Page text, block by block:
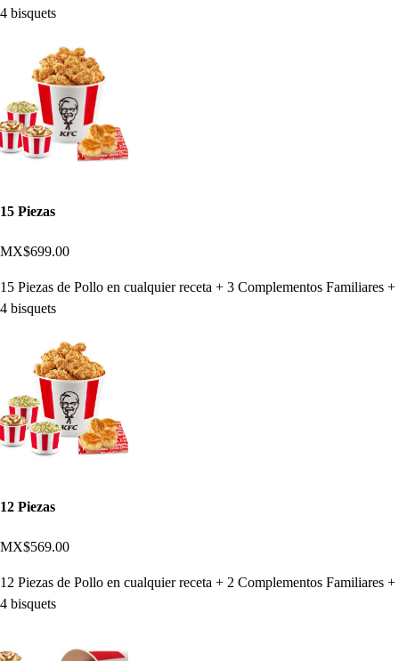
4 bisquets
15 Piezas
MX$699.00
15 Piezas de Pollo en cualquier receta + 3 Complementos Familiares +
4 bisquets
12 Piezas
MX$569.00
12 Piezas de Pollo en cualquier receta + 2 Complementos Familiares +
4 bisquets